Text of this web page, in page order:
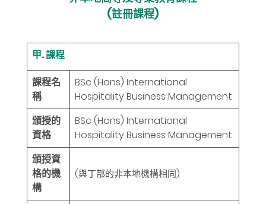
(註冊課程)
甲. 課程
課程名
稱
BSc (Hons) International
Hospitality Business Management
頒授的
資格
BSc (Hons) International
Hospitality Business Management
頒授資
格的機
構
(與丁部的非本地機構相同)